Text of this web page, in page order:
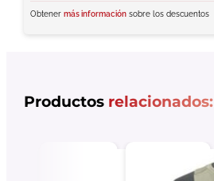
Obtener más informaciónsobre los descuentos
Productos relacionados: